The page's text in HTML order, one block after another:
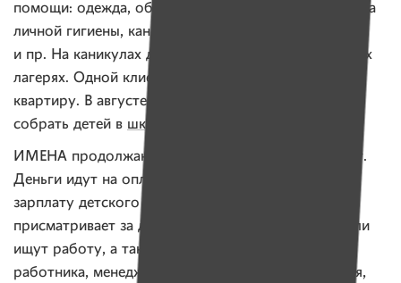
помощи: одежда, обувь, продукты питания, средства
личной гигиены, канцелярские товары
и пр. На каникулах дети смогли отдохнуть в детских
лагерях. Одной клиентке помогли снять
квартиру. В августе Убежище помогло женщинам
собрать детей в школу
ИМЕНА продолжают собирать средства на проект.
Деньги идут на оплату услуг юриста и адвоката,
зарплату детского психолога, няни, которая
присматривает за детьми, пока женщины учатся или
ищут работу, а также на зарплаты социального
работника, менеджера проекта, аренду помещения,